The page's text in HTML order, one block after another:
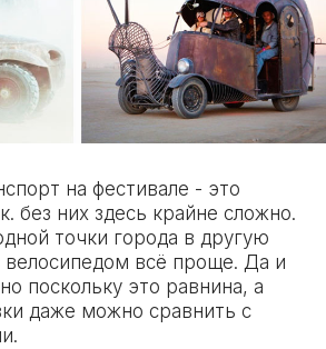
на фестивале - это
без них здесь крайне сложно.
точки города в другую
велосипедом всё проще. Да и
поскольку это равнина, а
даже можно сравнить с